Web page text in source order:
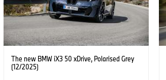
The new BMW iX3 50 xDrive, Polarised Grey
(12/2025)